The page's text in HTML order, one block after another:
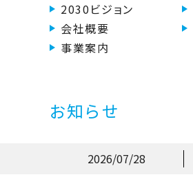
2030ビジョン
会社概要
事業案内
お知らせ
2026/07/28